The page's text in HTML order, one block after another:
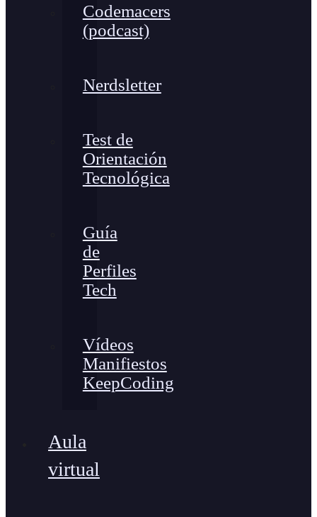
Codemacers
(podcast)
Nerdsletter
Test de
Orientación
Tecnológica
Guía
de
Perfiles
Tech
Vídeos
Manifiestos
KeepCoding
Aula
virtual